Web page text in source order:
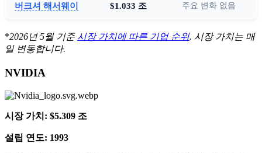
버크셔 해서웨이 $1.033 조 주요 변화 없음
*2026년 5월 기준 시장 가치에 따른 기업 순위. 시장 가치는 매
일 변동합니다.
NVIDIA
시장 가치: $5.309 조
설립 연도: 1993